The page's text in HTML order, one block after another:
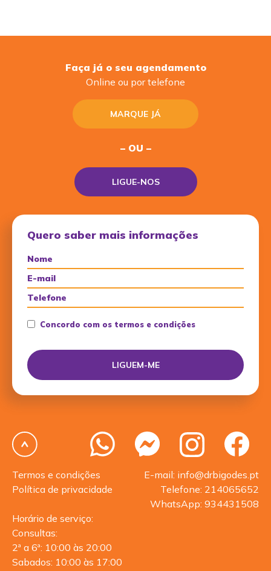
Faça já o seu agendamento
Online ou por telefone
MARQUE JÁ
– OU –
LIGUE-NOS
Quero saber mais informações
Concordo com os termos e condições
Termos e condições
Política de privacidade
E-mail: info@drbigodes.pt
Telefone: 214065652
WhatsApp: 934431508
Horário de serviço:
Consultas:
2ª a 6ª: 10:00 às 20:00
Sabados: 10:00 às 17:00